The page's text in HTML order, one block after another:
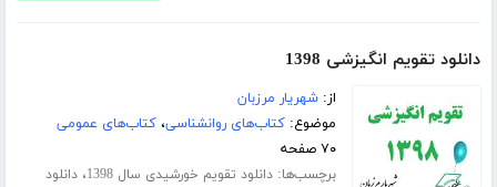
دانلود تقویم انگیزشی 1398
از:شهریار مرزبان
موضوع:کتاب‌های روانشناسی،کتاب‌های عمومی
۷۰ صفحه
برچسب‌ها:دانلود تقویم خورشیدی سال 1398 ،دانلود